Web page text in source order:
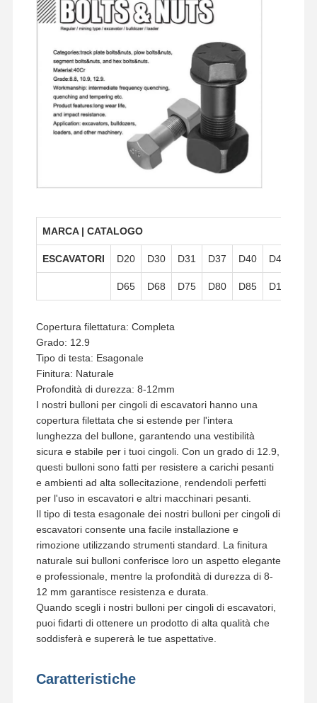
Segmento Bolt
Bolt di un cerotto
Bolt per denti a secchio
Bolt di blocco dentale
Cerniera della ruota del camion
bulloni e dadi
Pattini Bolt
MARCA | CATALOGO
ESCAVATORI D20 D30 D31 D37 D40 D41
D65 D68 D75 D80 D85 D150
Copertura filettatura: Completa
Grado: 12.9
Tipo di testa: Esagonale
Finitura: Naturale
Profondità di durezza: 8-12mm
I nostri bulloni per cingoli di escavatori hanno una
copertura filettata che si estende per l'intera
lunghezza del bullone, garantendo una vestibilità
sicura e stabile per i tuoi cingoli. Con un grado di 12.9,
questi bulloni sono fatti per resistere a carichi pesanti
e ambienti ad alta sollecitazione, rendendoli perfetti
per l'uso in escavatori e altri macchinari pesanti.
Il tipo di testa esagonale dei nostri bulloni per cingoli di
escavatori consente una facile installazione e
rimozione utilizzando strumenti standard. La finitura
naturale sui bulloni conferisce loro un aspetto elegante
e professionale, mentre la profondità di durezza di 8-
12 mm garantisce resistenza e durata.
Quando scegli i nostri bulloni per cingoli di escavatori,
puoi fidarti di ottenere un prodotto di alta qualità che
soddisferà e supererà le tue aspettative.
Caratteristiche